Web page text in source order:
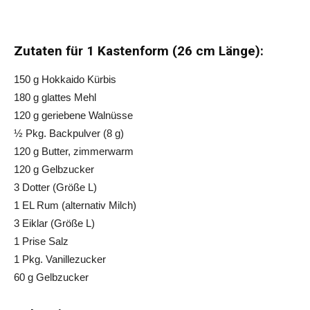
Zutaten für 1 Kastenform (26 cm Länge):
150 g Hokkaido Kürbis
180 g glattes Mehl
120 g geriebene Walnüsse
½ Pkg. Backpulver (8 g)
120 g Butter, zimmerwarm
120 g Gelbzucker
3 Dotter (Größe L)
1 EL Rum (alternativ Milch)
3 Eiklar (Größe L)
1 Prise Salz
1 Pkg. Vanillezucker
60 g Gelbzucker